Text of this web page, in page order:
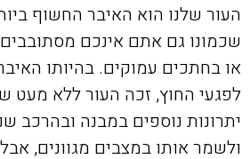
העור שלנו הוא האיבר החשוף
שכמונו גם אתם אינכם
או בחתכים עמוקים. בהיותו
לפגעי החוץ, זכה העור ללא מעט
יתרונות נוספים במבנה ובהרכב
ולשמר אותו במצבים מגוונים,